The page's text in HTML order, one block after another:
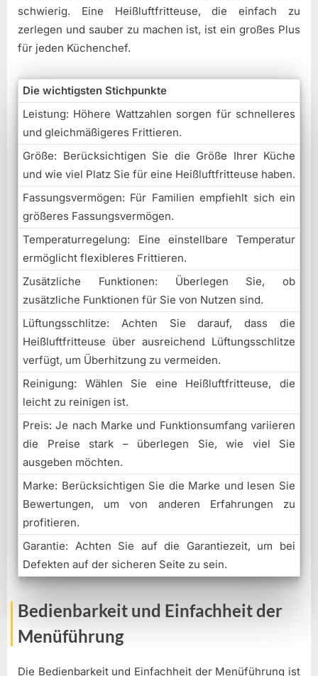
schwierig. Eine Heißluftfritteuse, die einfach zu
zerlegen und sauber zu machen ist, ist ein großes Plus
für jeden Küchenchef.
Die wichtigsten Stichpunkte
Leistung: Höhere Wattzahlen sorgen für schnelleres
und gleichmäßigeres Frittieren.
Größe: Berücksichtigen Sie die Größe Ihrer Küche
und wie viel Platz Sie für eine Heißluftfritteuse haben.
Fassungsvermögen: Für Familien empfiehlt sich ein
größeres Fassungsvermögen.
Temperaturregelung: Eine einstellbare Temperatur
ermöglicht flexibleres Frittieren.
Zusätzliche Funktionen: Überlegen Sie, ob
zusätzliche Funktionen für Sie von Nutzen sind.
Lüftungsschlitze: Achten Sie darauf, dass die
Heißluftfritteuse über ausreichend Lüftungsschlitze
verfügt, um Überhitzung zu vermeiden.
Reinigung: Wählen Sie eine Heißluftfritteuse, die
leicht zu reinigen ist.
Preis: Je nach Marke und Funktionsumfang variieren
die Preise stark – überlegen Sie, wie viel Sie
ausgeben möchten.
Marke: Berücksichtigen Sie die Marke und lesen Sie
Bewertungen, um von anderen Erfahrungen zu
profitieren.
Garantie: Achten Sie auf die Garantiezeit, um bei
Defekten auf der sicheren Seite zu sein.
Bedienbarkeit und Einfachheit der
Menüführung
Die Bedienbarkeit und Einfachheit der Menüführung ist